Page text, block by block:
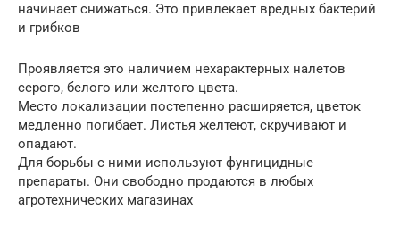
начинает снижаться. Это привлекает вредных бактерий
и грибков
Проявляется это наличием нехарактерных налетов
серого, белого или желтого цвета.
Место локализации постепенно расширяется, цветок
медленно погибает. Листья желтеют, скручивают и
опадают.
Для борьбы с ними используют фунгицидные
препараты. Они свободно продаются в любых
агротехнических магазинах